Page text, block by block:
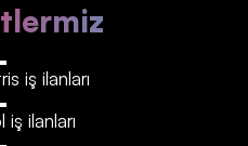
iş ilanları
iş ilanları